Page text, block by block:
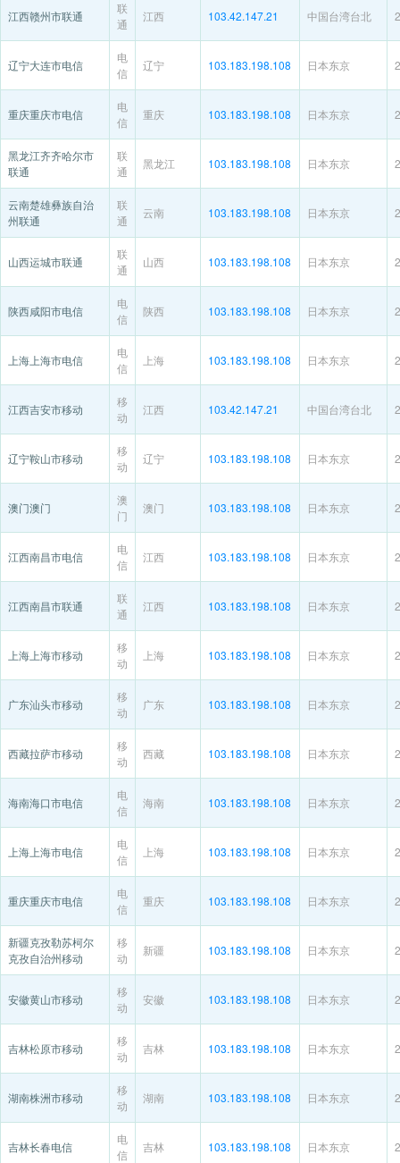
江西赣州市联通
联
通
江西 103.42.147.21 中国台湾台北
辽宁大连市电信
电
信
辽宁 103.183.198.108 日本东京
重庆重庆市电信
电
信
重庆 103.183.198.108 日本东京
黑龙江齐齐哈尔市
联通
联
通
黑龙江 103.183.198.108 日本东京
云南楚雄彝族自治
州联通
联
通
云南 103.183.198.108 日本东京
山西运城市联通
联
通
山西 103.183.198.108 日本东京
陕西咸阳市电信
电
信
陕西 103.183.198.108 日本东京
上海上海市电信
电
信
上海 103.183.198.108 日本东京
江西吉安市移动
移
动
江西 103.42.147.21 中国台湾台北
辽宁鞍山市移动
移
动
辽宁 103.183.198.108 日本东京
澳门澳门
澳
门
澳门 103.183.198.108 日本东京
江西南昌市电信
电
信
江西 103.183.198.108 日本东京
江西南昌市联通
联
通
江西 103.183.198.108 日本东京
上海上海市移动
移
动
上海 103.183.198.108 日本东京
广东汕头市移动
移
动
广东 103.183.198.108 日本东京
西藏拉萨市移动
移
动
西藏 103.183.198.108 日本东京
海南海口市电信
电
信
海南 103.183.198.108 日本东京
上海上海市电信
电
信
上海 103.183.198.108 日本东京
重庆重庆市电信
电
信
重庆 103.183.198.108 日本东京
新疆克孜勒苏柯尔
克孜自治州移动
移
动
新疆 103.183.198.108 日本东京
安徽黄山市移动
移
动
安徽 103.183.198.108 日本东京
吉林松原市移动
移
动
吉林 103.183.198.108 日本东京
湖南株洲市移动
移
动
湖南 103.183.198.108 日本东京
吉林长春电信
电
信
吉林 103.183.198.108 日本东京